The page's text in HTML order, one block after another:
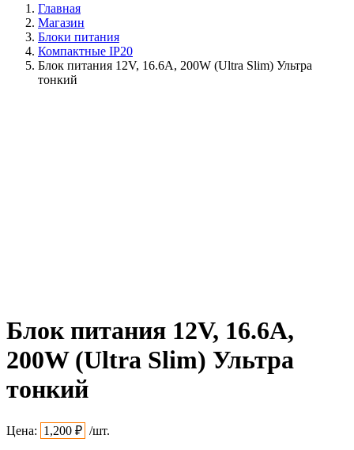
Главная
Магазин
Блоки питания
Компактные IP20
Блок питания 12V, 16.6A, 200W (Ultra Slim) Ультра
тонкий
Блок питания 12V, 16.6A,
200W (Ultra Slim) Ультра
тонкий
Цена: 1,200 ₽ /шт.